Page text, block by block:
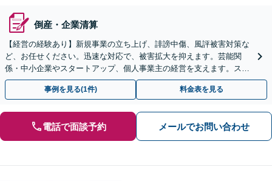
倒産・企業清算
【経営の経験あり】新規事業の立ち上げ、誹謗中傷、風評被害対策な
ど、お任せください。迅速な対応で、被害拡大を抑えます。芸能関
係・中小企業やスタートアップ、個人事業主の経営を支えます。スポ
ット・顧問契約いずれも対応可。【表参道駅から徒歩3分】
事例を見る(1件) 料金表を見る
電話で面談予約 メールでお問い合わせ